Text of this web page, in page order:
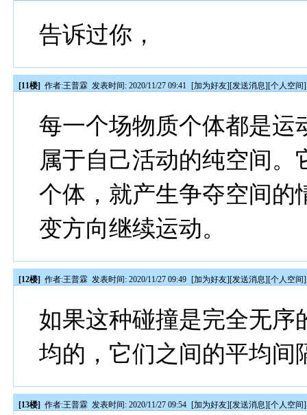
告诉过你，
[11楼] 作者:王普霖 发表时间: 2020/11/27 09:41 [加为好友][发送消息][个人空间]
每一个场物质个体都是运
属于自己活动的纯空间
个体，就产生争夺空间的
变方向继续运动。
[12楼] 作者:王普霖 发表时间: 2020/11/27 09:49 [加为好友][发送消息][个人空间]
如果这种碰撞是完全无序
均的，它们之间的平均间
[13楼] 作者:王普霖 发表时间: 2020/11/27 09:54 [加为好友][发送消息][个人空间]